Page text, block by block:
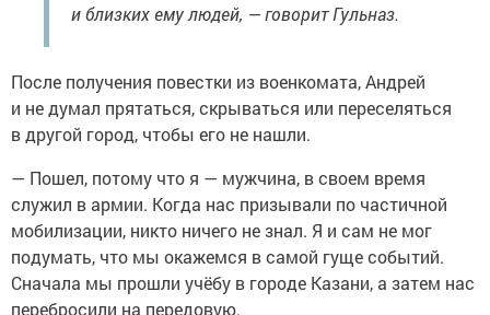
и близких ему людей, — говорит Гульназ.
После получения повестки из военкомата, Андрей
и не думал прятаться, скрываться или переселяться
в другой город, чтобы его не нашли.
— Пошел, потому что я — мужчина, в своем время
служил в армии. Когда нас призывали по частичной
мобилизации, никто ничего не знал. Я и сам не мог
подумать, что мы окажемся в самой гуще событий.
Сначала мы прошли учёбу в городе Казани, а затем нас
перебросили на передовую.